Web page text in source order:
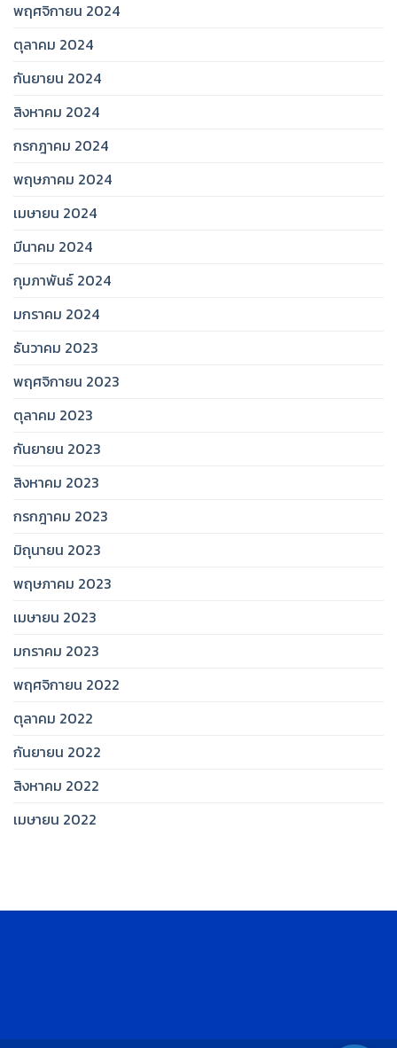
พฤศจิกายน 2024
ตุลาคม 2024
กันยายน 2024
สิงหาคม 2024
กรกฎาคม 2024
พฤษภาคม 2024
เมษายน 2024
มีนาคม 2024
กุมภาพันธ์ 2024
มกราคม 2024
ธันวาคม 2023
พฤศจิกายน 2023
ตุลาคม 2023
กันยายน 2023
สิงหาคม 2023
กรกฎาคม 2023
มิถุนายน 2023
พฤษภาคม 2023
เมษายน 2023
มกราคม 2023
พฤศจิกายน 2022
ตุลาคม 2022
กันยายน 2022
สิงหาคม 2022
เมษายน 2022